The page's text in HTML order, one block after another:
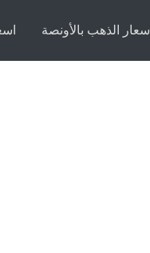
اسعار الذهب بالأونصة